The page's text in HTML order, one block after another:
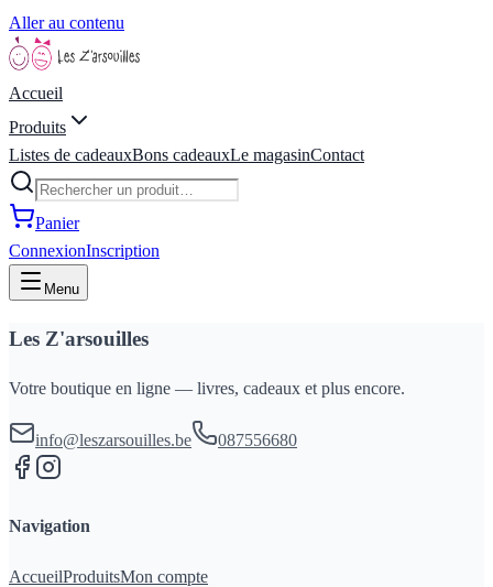
Aller au contenu
Accueil
Produits
Listes de cadeauxBons cadeauxLe magasinContact
Panier
ConnexionInscription
Menu
Les Z'arsouilles
Votre boutique en ligne — livres, cadeaux et plus encore.
info@leszarsouilles.be 087556680
Navigation
AccueilProduitsMon compte